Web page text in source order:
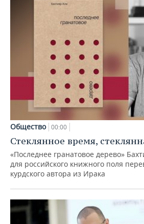
Общество 00:00
Стеклянное время,
«Последнее гранатовое дерево»
для российского книжного поля
курдского автора из Ирака